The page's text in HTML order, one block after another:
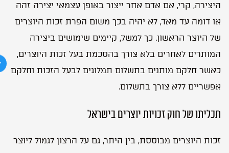
היצירה, קרי, אם אדם אחר ייצור באופן עצמאי יצירה זהה
או דומה עד מאד, לא יהיה בכך משום הפרת זכות היוצרים
של היוצר הראשון. כך למשל, קיימים שימושים ביצירה
המותרים לאחרים בלא צורך בהסכמת בעל זכות היוצרים,
כאשר חלקם מותנים בתשלום תמלוגים לבעל הזכות וחלקם
אפשריים ללא צורך בתשלום.
תכליתו של חוק זכויות יוצרים בישראל
זכות היוצרים מבוססת, בין היתר, גם על הרצון לגמול ליוצר